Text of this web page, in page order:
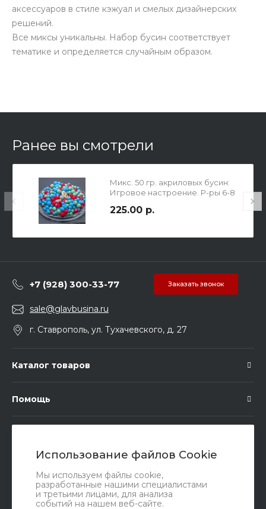
Использование файлов Cookie
Мы используем файлы cookie,
разработанные нашими специалистами
и третьими лицами, для анализа
событий на нашем веб-сайте.
аксессуаров в стиле кэжуал и смелых дизайнерских
решений.
Все миксы уникальны. Набор бусин соответствует
тематике и определяется случайным образом.
Ранее вы смотрели
Микс. 50 гр. акриловых бусин:
Игровое настроение. Р-ры 6-8
225.00 р.
+7 (928) 300-33-77 Заказать звонок
sale@glavbusina.ru
г. Ставрополь, ул. Тухачевского, д. 27
Каталог товаров
Помощь